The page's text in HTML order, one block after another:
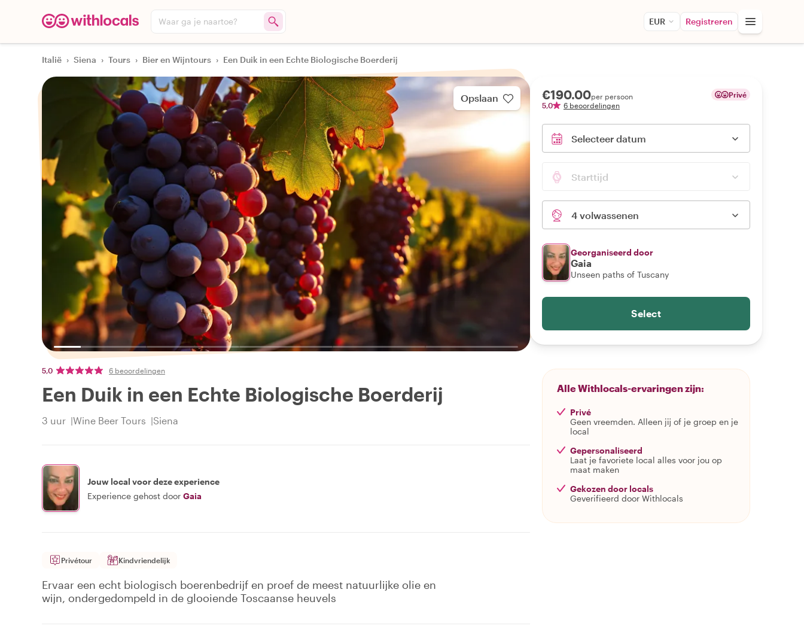
Waar ga je naartoe? EUR Registreren
Italië › Siena › Tours › Bier en Wijntours › Een Duik in een Echte Biologische Boerderij
Opslaan
5,0 6 beoordelingen
Een Duik in een Echte Biologische Boerderij
3 uur Wine Beer Tours Siena
Jouw local voor deze experience
Experience gehost door Gaia
Privétour Kindvriendelijk
Ervaar een echt biologisch boerenbedrijf en proef de meest natuurlijke olie en
wijn, ondergedompeld in de glooiende Toscaanse heuvels
€190.00per persoon
5,0
6 beoordelingen
Privé
Selecteer datum
Starttijd
4 volwassenen
Georganiseerd door
Gaia
Unseen paths of Tuscany
Select
Alle Withlocals-ervaringen zijn:
Privé
Geen vreemden. Alleen jij of je groep en je
local
Gepersonaliseerd
Laat je favoriete local alles voor jou op
maat maken
Gekozen door locals
Geverifieerd door Withlocals